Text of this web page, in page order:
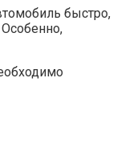
быстро,
Особенно,